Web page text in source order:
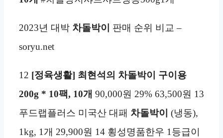
2023년 대박 차돌박이
판매 순위 비교 –
soryu.net
12 [정육생활] 최현석의 차돌박이 구이용
200g * 10팩, 10개 90,000원 29% 63,500원 13
푸드랩플러스 미국산 대패 차돌박이 (냉동),
1kg, 1개 29,900원 14 횡성명품한우 1등급이